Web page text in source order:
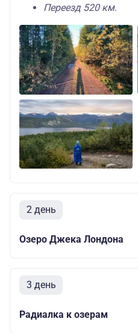
Переезд 520 км.
2 день
Озеро Джека Лондона
3 день
Радиалка к озерам